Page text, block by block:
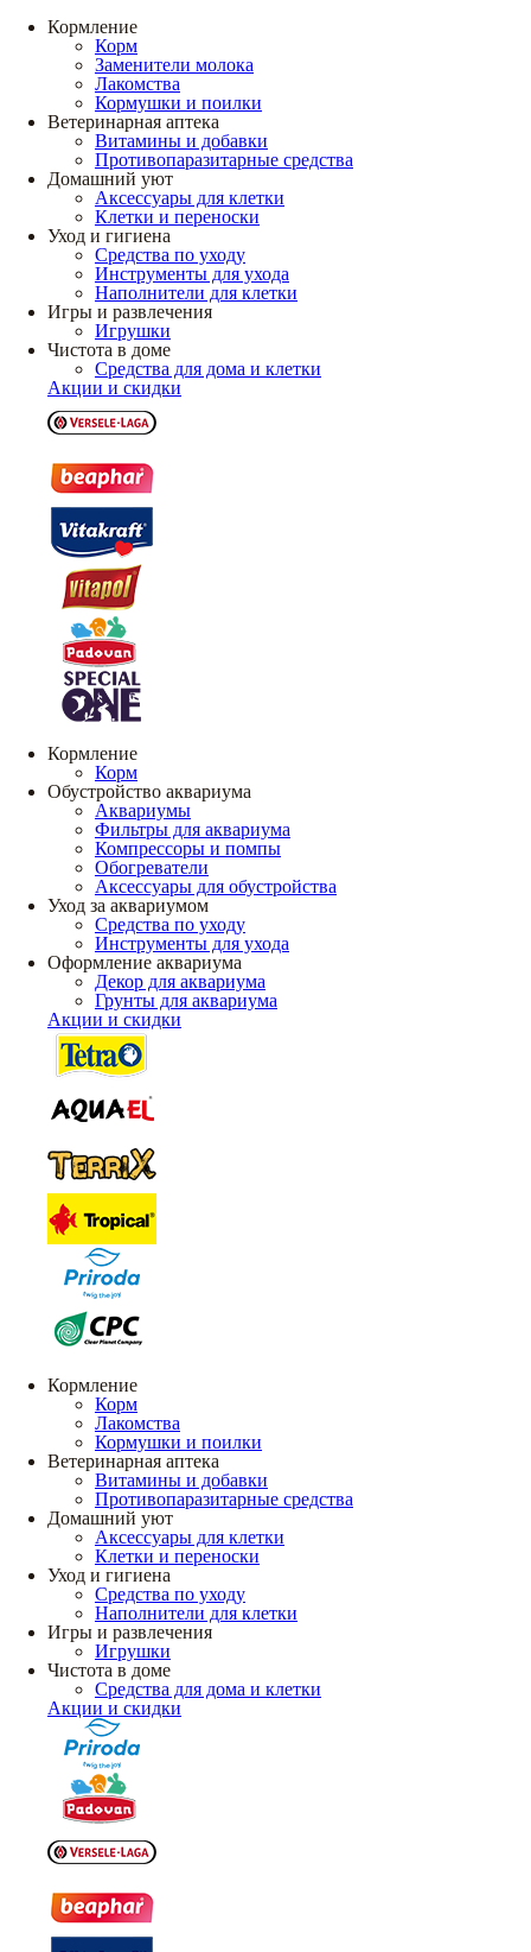
Кормление
Корм
Заменители молока
Лакомства
Кормушки и поилки
Ветеринарная аптека
Витамины и добавки
Противопаразитарные средства
Домашний уют
Аксессуары для клетки
Клетки и переноски
Уход и гигиена
Средства по уходу
Инструменты для ухода
Наполнители для клетки
Игры и развлечения
Игрушки
Чистота в доме
Средства для дома и клетки
Акции и скидки
Кормление
Корм
Обустройство аквариума
Аквариумы
Фильтры для аквариума
Компрессоры и помпы
Обогреватели
Аксессуары для обустройства
Уход за аквариумом
Средства по уходу
Инструменты для ухода
Оформление аквариума
Декор для аквариума
Грунты для аквариума
Акции и скидки
Кормление
Корм
Лакомства
Кормушки и поилки
Ветеринарная аптека
Витамины и добавки
Противопаразитарные средства
Домашний уют
Аксессуары для клетки
Клетки и переноски
Уход и гигиена
Средства по уходу
Наполнители для клетки
Игры и развлечения
Игрушки
Чистота в доме
Средства для дома и клетки
Акции и скидки